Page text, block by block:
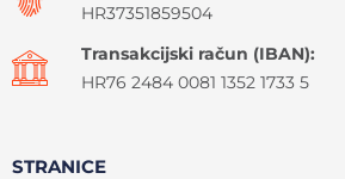
HR37351859504
Transakcijski račun (IBAN):
HR76 2484 0081 1352 1733 5
STRANICE